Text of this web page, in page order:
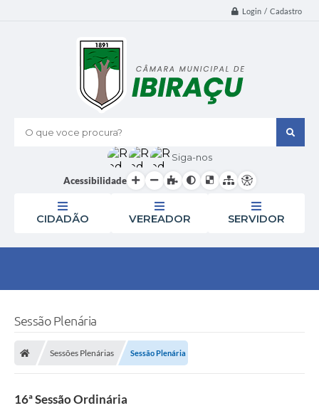
Login / Cadastro
O que voce procura?
Siga-nos
Acessibilidade
CIDADÃO VEREADOR SERVIDOR
Sessão Plenária
Sessões Plenárias Sessão Plenária
16ª Sessão Ordinária